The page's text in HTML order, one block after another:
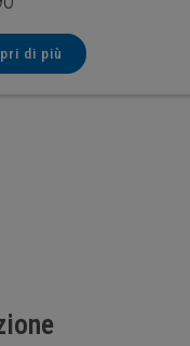
di più